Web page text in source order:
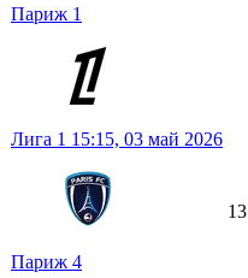
Париж 1
Лига 1 15:15, 03 май 2026
Париж 4
13